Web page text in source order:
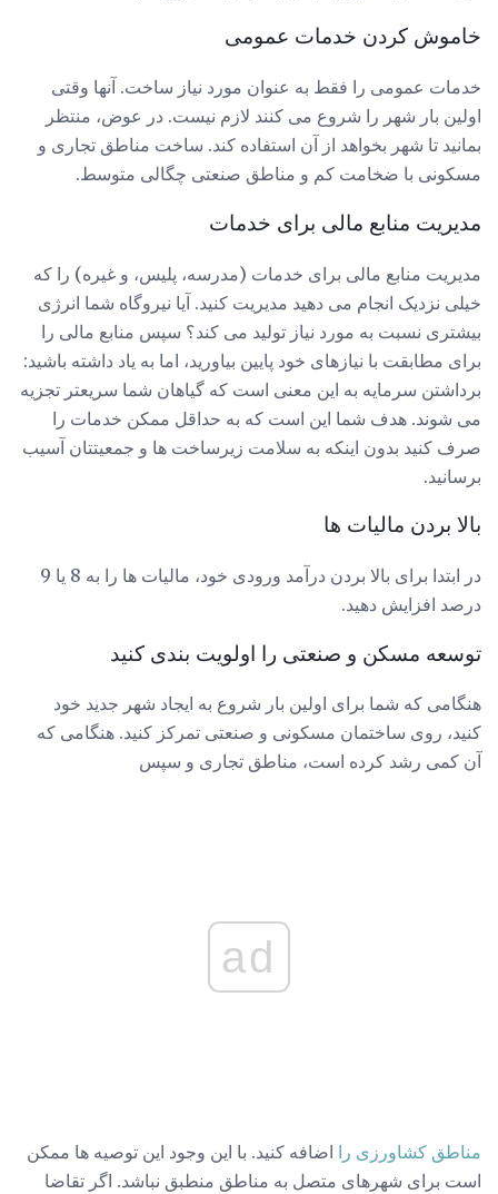
خاموش کردن خدمات عمومی
خدمات عمومی را فقط به عنوان مورد نیاز ساخت. آنها وقتی
اولین بار شهر را شروع می کنند لازم نیست. در عوض، منتظر
بمانید تا شهر بخواهد از آن استفاده کند. ساخت مناطق تجاری و
مسکونی با ضخامت کم و مناطق صنعتی چگالی متوسط.
مدیریت منابع مالی برای خدمات
مدیریت منابع مالی برای خدمات (مدرسه، پلیس، و غیره) را که
خیلی نزدیک انجام می دهید مدیریت کنید. آیا نیروگاه شما انرژی
بیشتری نسبت به مورد نیاز تولید می کند؟ سپس منابع مالی را
برای مطابقت با نیازهای خود پایین بیاورید، اما به یاد داشته باشید:
برداشتن سرمایه به این معنی است که گیاهان شما سریعتر تجزیه
می شوند. هدف شما این است که به حداقل ممکن خدمات را
صرف کنید بدون اینکه به سلامت زیرساخت ها و جمعیتتان آسیب
برسانید.
بالا بردن مالیات ها
در ابتدا برای بالا بردن درآمد ورودی خود، مالیات ها را به 8 یا 9
درصد افزایش دهید.
توسعه مسکن و صنعتی را اولویت بندی کنید
هنگامی که شما برای اولین بار شروع به ایجاد شهر جدید خود
کنید، روی ساختمان مسکونی و صنعتی تمرکز کنید. هنگامی که
آن کمی رشد کرده است، مناطق تجاری و سپس
ad
مناطق کشاورزی را اضافه کنید. با این وجود این توصیه ها ممکن
است برای شهرهای متصل به مناطق منطبق نباشد. اگر تقاضا